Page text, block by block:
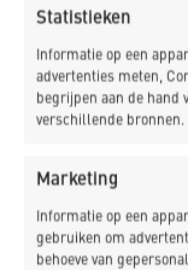
Statistieken
Informatie op een
advertenties meten,
begrijpen aan de hand
verschillende bronnen.
Marketing
Informatie op een
gebruiken om
behoeve van
Omzet
500.000 - 1.500.000
Contractvorm
Gemeente